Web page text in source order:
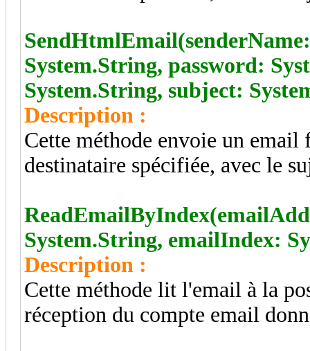
System.String, password:
System.String, subject:
Description :
Cette méthode envoie un
destinataire spécifiée, avec le
System.String, emailIndex:
Description :
Cette méthode lit l'email à la
réception du compte email